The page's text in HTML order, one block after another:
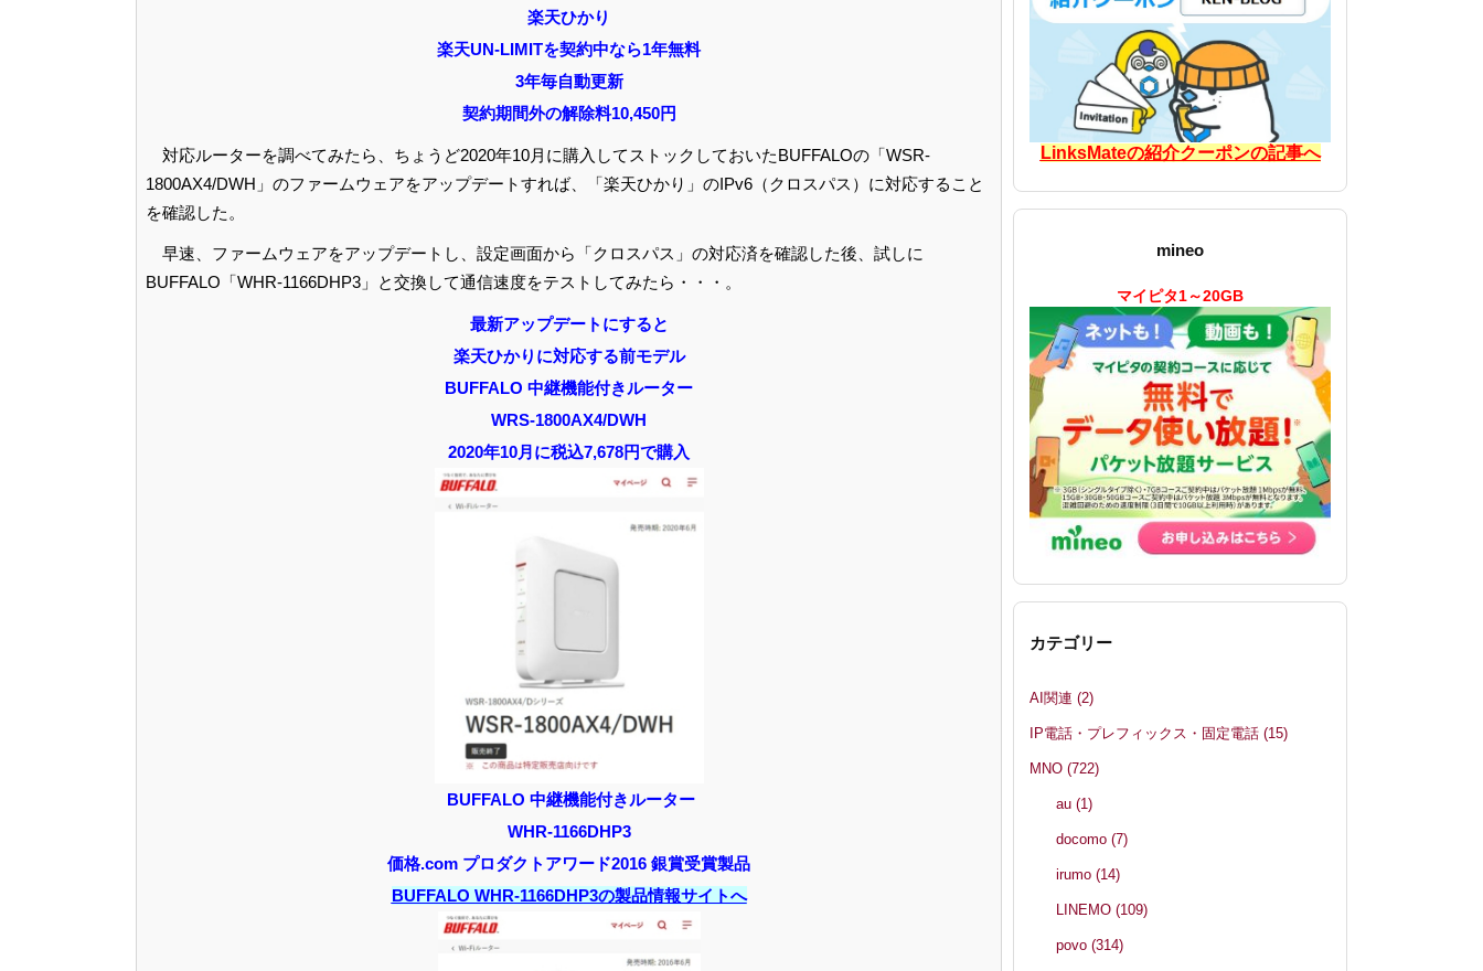
楽天ひかり
楽天UN-LIMITを契約中なら1年無料
3年毎自動更新
契約期間外の解除料10,450円
対応ルーターを調べてみたら、ちょうど2020年10月に購入してストックしておいたBUFFALOの「WSR-
1800AX4/DWH」のファームウェアをアップデートすれば、「楽天ひかり」のIPv6（クロスパス）に対応すること
を確認した。
早速、ファームウェアをアップデートし、設定画面から「クロスパス」の対応済を確認した後、試しに
BUFFALO「WHR-1166DHP3」と交換して通信速度をテストしてみたら・・・。
最新アップデートにすると
楽天ひかりに対応する前モデル
BUFFALO 中継機能付きルーター
WRS-1800AX4/DWH
2020年10月に税込7,678円で購入
BUFFALO 中継機能付きルーター
WHR-1166DHP3
価格.com プロダクトアワード2016 銀賞受賞製品
BUFFALO WHR-1166DHP3の製品情報サイトへ
LinksMateの紹介クーポンの記事へ
mineo
マイピタ1～20GB
カテゴリー
AI関連 (2)
IP電話・プレフィックス・固定電話 (15)
MNO (722)
au(1)
docomo(7)
irumo(14)
LINEMO(109)
povo(314)